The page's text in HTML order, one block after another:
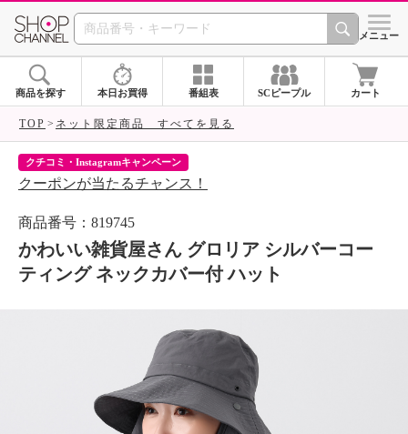
SHOP CHANNEL シメニュー
商品を探す 本日お買得 番組表 SCピープル カート
TOP ネット限定商品 すべてを見る
クチコミ・Instagramキャンペーン
クーポンが当たるチャンス！
商品番号：819745
かわいい雑貨屋さん グロリア シルバーコー
ティング ネックカバー付 ハット